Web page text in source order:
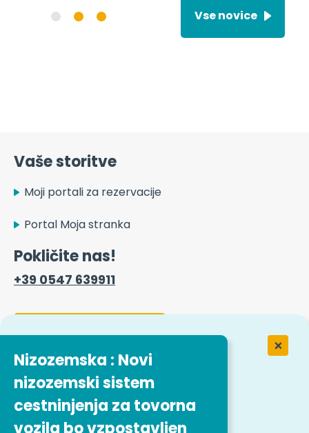
Nizozemska : Novi
nizozemski sistem
cestninjenja za tovorna
vozila bo vzpostavljen
Vse novice
Vaše storitve
Moji portali za rezervacije
Portal Moja stranka
Pokličite nas!
+39 0547 639911
Kontaktni obrazec
Delo v podjetju Easytrip Transport
Services